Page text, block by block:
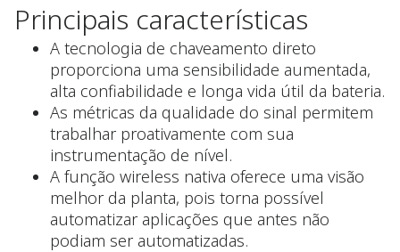
Principais características
A tecnologia de chaveamento direto
proporciona uma sensibilidade aumentada,
alta confiabilidade e longa vida útil da bateria.
As métricas da qualidade do sinal permitem
trabalhar proativamente com sua
instrumentação de nível.
A função wireless nativa oferece uma visão
melhor da planta, pois torna possível
automatizar aplicações que antes não
podiam ser automatizadas.